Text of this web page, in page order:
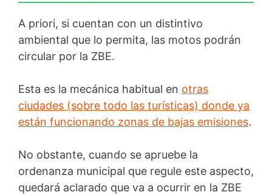
A priori, si cuentan con un distintivo
ambiental que lo permita, las motos podrán
circular por la ZBE.
Esta es la mecánica habitual en otras
ciudades (sobre todo las turísticas) donde ya
están funcionando zonas de bajas emisiones.
No obstante, cuando se apruebe la
ordenanza municipal que regule este aspecto,
quedará aclarado que va a ocurrir en la ZBE